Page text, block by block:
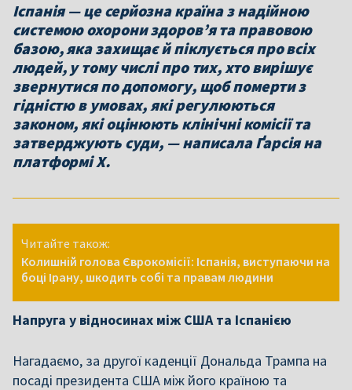
Іспанія — це серйозна країна з надійною
системою охорони здоров’я та правовою
базою, яка захищає й піклується про всіх
людей, у тому числі про тих, хто вирішує
звернутися по допомогу, щоб померти з
гідністю в умовах, які регулюються
законом, які оцінюють клінічні комісії та
затверджують суди, — написала Ґарсія на
платформі Х.
Читайте також:
Колишній голова Єврокомісії: Іспанія, виступаючи на
боці Ірану, шкодить собі та правам людини
Напруга у відносинах між США та Іспанією
Нагадаємо, за другої каденції Дональда Трампа на
посаді президента США між його країною та